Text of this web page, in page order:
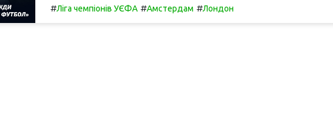
#Ліга чемпіонів УЄФА #Амстердам #Лондон